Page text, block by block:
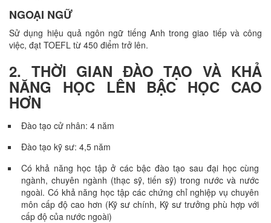
NGOẠI NGỮ
Sử dụng hiệu quả ngôn ngữ tiếng Anh trong giao tiếp và công
việc, đạt TOEFL từ 450 điểm trở lên.
2. THỜI GIAN ĐÀO TẠO VÀ KHẢ
NĂNG HỌC LÊN BẬC HỌC CAO
HƠN
Đào tạo cử nhân: 4 năm
Đào tạo kỹ sư: 4,5 năm
Có khả năng học tập ở các bậc đào tạo sau đại học cùng
ngành, chuyên ngành (thạc sỹ, tiến sỹ) trong nước và nước
ngoài. Có khả năng học tập các chứng chỉ nghiệp vụ chuyên
môn cấp độ cao hơn (Kỹ sư chính, Kỹ sư trưởng phù hợp với
cấp độ của nước ngoài)